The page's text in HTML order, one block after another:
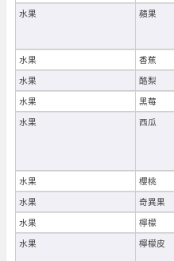
水果
蘋果
水果 香蕉
水果
酪梨
水果
黑莓
水果
西瓜
水果 櫻桃
水果
奇異果
水果
檸檬
水果
檸檬皮